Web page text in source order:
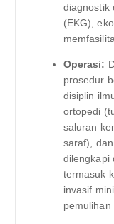
diagnostik
(EKG),
Operasi:
prosedur
disiplin
ortopedi
saluran
saraf),
dilengkapi
termasuk
invasif
pemulihan